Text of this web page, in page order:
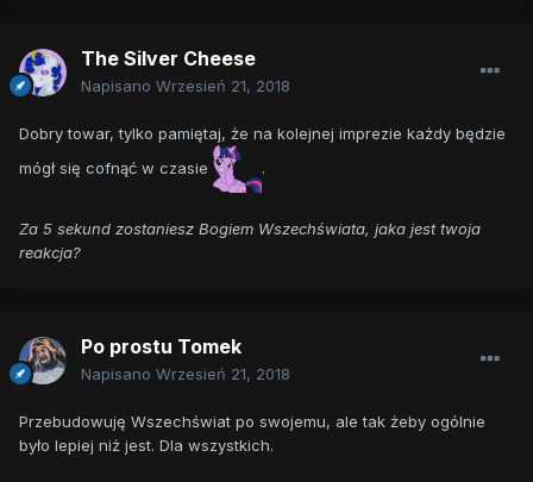
The Silver Cheese
Napisano Wrzesień 21, 2018
Dobry towar, tylko pamiętaj, że na kolejnej imprezie każdy będzie
mógł się cofnąć w czasie
.
Za 5 sekund zostaniesz Bogiem Wszechświata, jaka jest twoja
reakcja?
Po prostu Tomek
Napisano Wrzesień 21, 2018
Przebudowuję Wszechświat po swojemu, ale tak żeby ogólnie
było lepiej niż jest. Dla wszystkich.